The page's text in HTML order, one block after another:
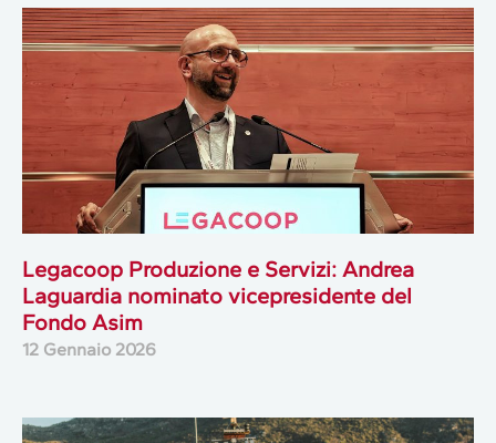
Legacoop Produzione e Servizi: Andrea
Laguardia nominato vicepresidente del
Fondo Asim
12 Gennaio 2026